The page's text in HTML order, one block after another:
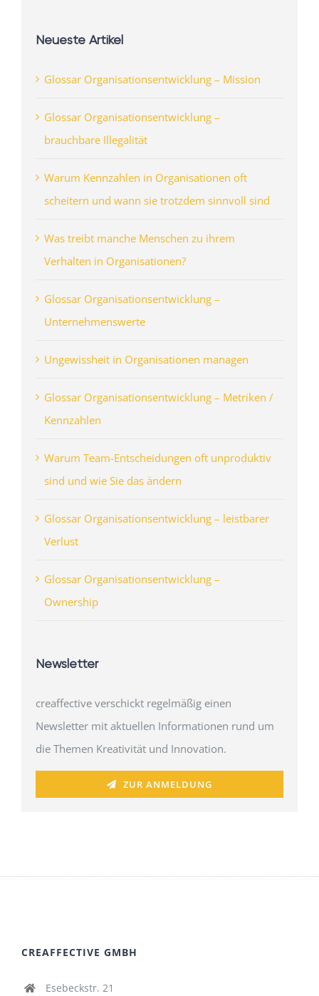
Neueste Artikel
Glossar Organisationsentwicklung – Mission
Glossar Organisationsentwicklung –
brauchbare Illegalität
Warum Kennzahlen in Organisationen oft
scheitern und wann sie trotzdem sinnvoll sind
Was treibt manche Menschen zu ihrem
Verhalten in Organisationen?
Glossar Organisationsentwicklung –
Unternehmenswerte
Ungewissheit in Organisationen managen
Glossar Organisationsentwicklung – Metriken /
Kennzahlen
Warum Team-Entscheidungen oft unproduktiv
sind und wie Sie das ändern
Glossar Organisationsentwicklung – leistbarer
Verlust
Glossar Organisationsentwicklung –
Ownership
Newsletter
creaffective verschickt regelmäßig einen
Newsletter mit aktuellen Informationen rund um
die Themen Kreativität und Innovation.
ZUR ANMELDUNG
CREAFFECTIVE GMBH
Esebeckstr. 21